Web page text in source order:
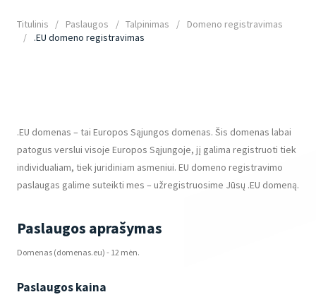
Titulinis Paslaugos Talpinimas
Domeno registravimas
.EU domeno registravimas
.EU domenas – tai Europos Sąjungos domenas. Šis domenas labai
patogus verslui visoje Europos Sąjungoje, jį galima registruoti tiek
individualiam, tiek juridiniam asmeniui. EU domeno registravimo
paslaugas galime suteikti mes – užregistruosime Jūsų .EU domeną.
Paslaugos aprašymas
Domenas (domenas.eu) - 12 mėn.
Paslaugos kaina